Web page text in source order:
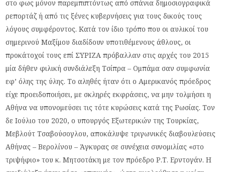
στο φως μόνον παρεμπιπτόντως από σπάνια δημοσιογραφικά
ρεπορτάζ ή από τις ξένες κυβερνήσεις για τους δικούς τους
λόγους συμφέροντος. Κατά τον ίδιο τρόπο που οι αυλικοί του
σημερινού Μαξίμου διαδίδουν υποτιθέμενους άθλους, οι
προκάτοχοί τους επί ΣΥΡΙΖΑ πρόβαλλαν στις αρχές του 2015
μία δήθεν φιλική συνδιάλεξη Τσίπρα – Ομπάμα σαν συμφωνία
εφ’ όλης της ύλης. Το αληθές ήταν ότι ο Αμερικανός πρόεδρος
είχε προειδοποιήσει, με σκληρές εκφράσεις, να μην τολμήσει η
Αθήνα να υπονομεύσει τις τότε κυρώσεις κατά της Ρωσίας. Τον
δε Ιούλιο του 2020, ο υπουργός Εξωτερικών της Τουρκίας,
Μεβλούτ Τσαβούσογλου, αποκάλυψε τριγωνικές διαβουλεύσεις
Αθήνας – Βερολίνου – Άγκυρας σε συνέχεια συνομιλίας «στο
τριψήφιο» του κ. Μητσοτάκη με τον πρόεδρο Ρ.Τ. Ερντογάν. Η